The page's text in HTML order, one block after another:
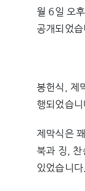
월 6일 오
공개되었습
봉헌식, 제
행되었습
제막식은
북과 징, 찬
있었습니다.